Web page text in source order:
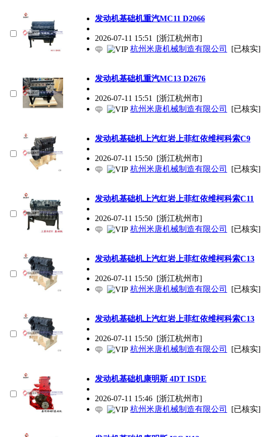
发动机基础机重汽MC11 D2066
2026-07-11 15:51 [浙江杭州市]
杭州米唐机械制造有限公司
[已核实]
发动机基础机重汽MC13 D2676
2026-07-11 15:51 [浙江杭州市]
杭州米唐机械制造有限公司
[已核实]
发动机基础机上汽红岩上菲红依维柯科索C9
2026-07-11 15:50 [浙江杭州市]
杭州米唐机械制造有限公司
[已核实]
发动机基础机上汽红岩上菲红依维柯科索C11
2026-07-11 15:50 [浙江杭州市]
杭州米唐机械制造有限公司
[已核实]
发动机基础机上汽红岩上菲红依维柯科索C13
2026-07-11 15:50 [浙江杭州市]
杭州米唐机械制造有限公司
[已核实]
发动机基础机上汽红岩上菲红依维柯科索C13
2026-07-11 15:50 [浙江杭州市]
杭州米唐机械制造有限公司
[已核实]
发动机基础机康明斯 4DT ISDE
2026-07-11 15:46 [浙江杭州市]
杭州米唐机械制造有限公司
[已核实]